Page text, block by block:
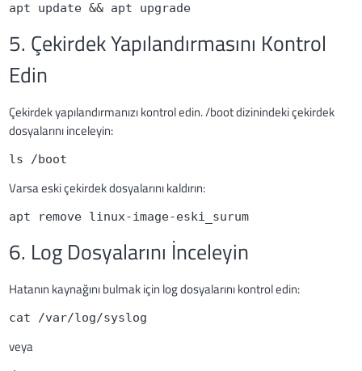
apt update && apt upgrade
5. Çekirdek Yapılandırmasını Kontrol
Edin
Çekirdek yapılandırmanızı kontrol edin. /boot dizinindeki çekirdek
dosyalarını inceleyin:
ls /boot
Varsa eski çekirdek dosyalarını kaldırın:
apt remove linux-image-eski_surum
6. Log Dosyalarını İnceleyin
Hatanın kaynağını bulmak için log dosyalarını kontrol edin:
cat /var/log/syslog
veya